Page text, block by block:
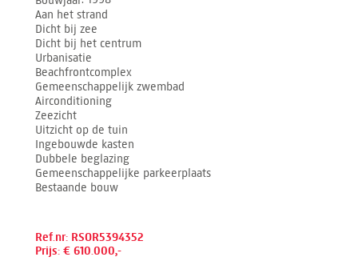
Aan het strand
Dicht bij zee
Dicht bij het centrum
Urbanisatie
Beachfrontcomplex
Gemeenschappelijk zwembad
Airconditioning
Zeezicht
Uitzicht op de tuin
Ingebouwde kasten
Dubbele beglazing
Gemeenschappelijke parkeerplaats
Bestaande bouw
Ref.nr: RSOR5394352
Prijs: € 610.000,-